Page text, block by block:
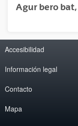
Agur bero bat,
Accesibilidad
Información legal
Contacto
Mapa